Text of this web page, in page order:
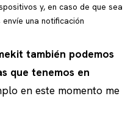
y, en caso de que sea
una notificación
también podemos
que tenemos en
en este momento me